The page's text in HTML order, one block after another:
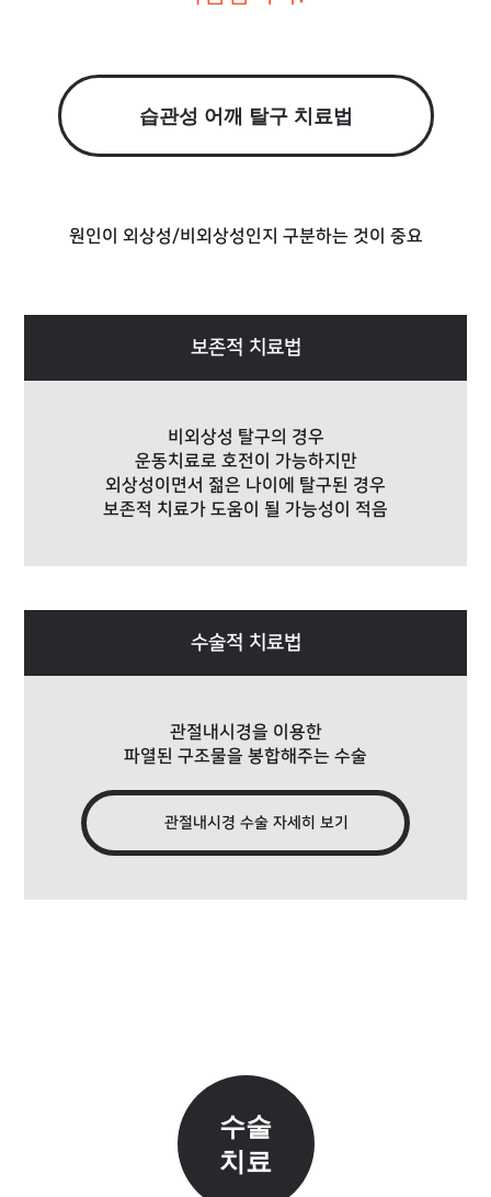
습관성 어깨 탈구 치료법
원인이 외상성/비외상성인지 구분하는 것이 중요
보존적 치료법
비외상성 탈구의 경우
운동치료로 호전이 가능하지만
외상성이면서 젊은 나이에 탈구된 경우
보존적 치료가 도움이 될 가능성이 적음
수술적 치료법
관절내시경을 이용한
파열된 구조물을 봉합해주는 수술
관절내시경 수술 자세히 보기
수술
치료